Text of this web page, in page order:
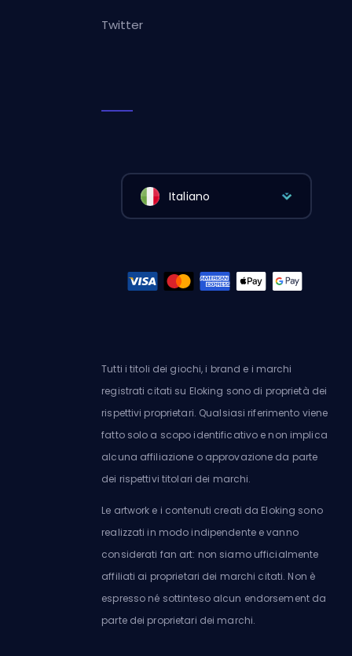
Twitter
Italiano
Tutti i titoli dei giochi, i brand e i marchi
registrati citati su Eloking sono di proprietà dei
rispettivi proprietari. Qualsiasi riferimento viene
fatto solo a scopo identificativo e non implica
alcuna affiliazione o approvazione da parte
dei rispettivi titolari dei marchi.
Le artwork e i contenuti creati da Eloking sono
realizzati in modo indipendente e vanno
considerati fan art: non siamo ufficialmente
affiliati ai proprietari dei marchi citati. Non è
espresso né sottinteso alcun endorsement da
parte dei proprietari dei marchi.